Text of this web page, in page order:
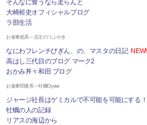
そんなに食うなら走らんと
大崎裕史オフィシャルブログ
ラ部生活
お食事処系～店主のつぶやき
なにわフレンチびぎん、の、マスタの日記 NEW!
高はし三代目のブログ マーク2
おかみ丼々和田 ブログ
お食事関連系～牡蠣Oyster
ジャージ社長はゲミカルで不可能を可能にする！
牡蠣の人の記録
リアスの海辺から